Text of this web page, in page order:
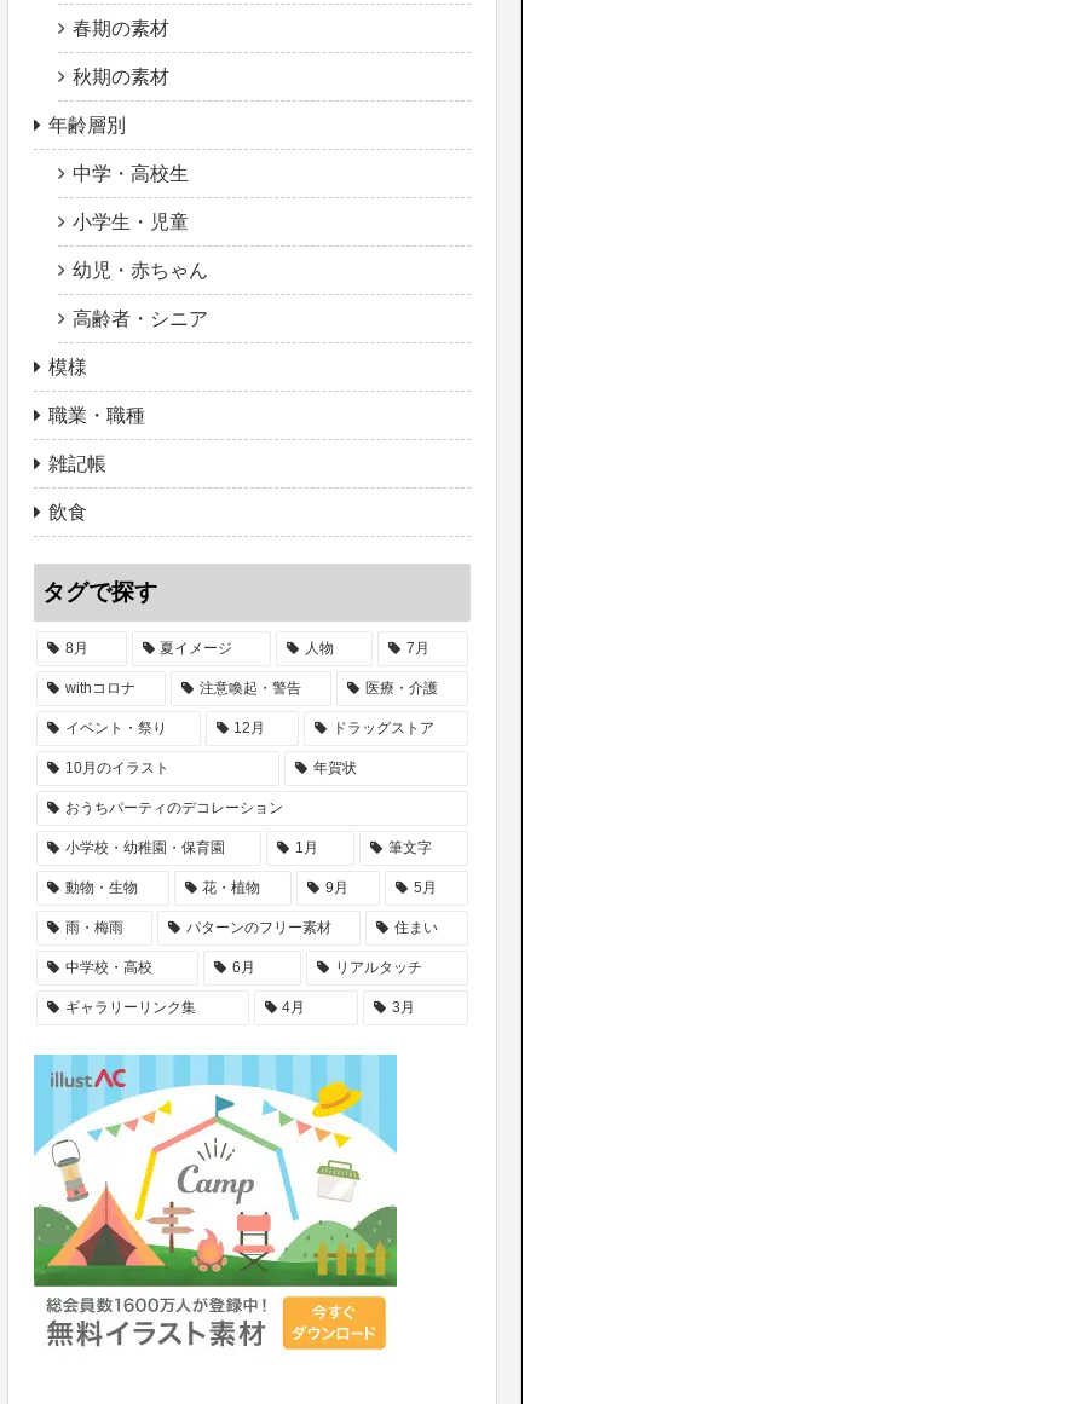
春期の素材
秋期の素材
年齢層別
中学・高校生
小学生・児童
幼児・赤ちゃん
高齢者・シニア
模様
職業・職種
雑記帳
飲食
タグで探す
8月 夏イメージ 人物 7月
withコロナ 注意喚起・警告 医療・介護
イベント・祭り 12月 ドラッグストア
10月のイラスト 年賀状
おうちパーティのデコレーション
小学校・幼稚園・保育園 1月 筆文字
動物・生物 花・植物 9月 5月
雨・梅雨 パターンのフリー素材 住まい
中学校・高校 6月 リアルタッチ
ギャラリーリンク集 4月 3月